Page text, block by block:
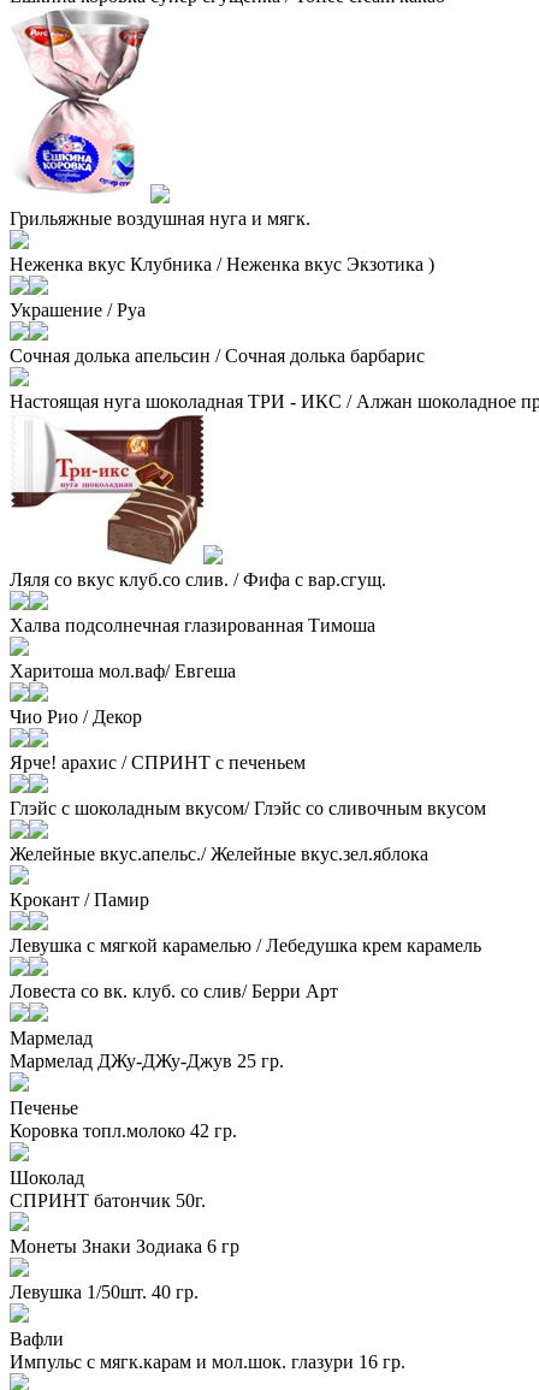
Грильяжные воздушная нуга и мягк.
Неженка вкус Клубника / Неженка вкус Экзотика )
Украшение / Руа
Сочная долька апельсин / Сочная долька барбарис
Настоящая нуга шоколадная ТРИ - ИКС / Алжан шоколадное
Ляля со вкус клуб.со слив. / Фифа с вар.сгущ.
Халва подсолнечная глазированная Тимоша
Харитоша мол.ваф/ Евгеша
Чио Рио / Декор
Ярче! арахис / СПРИНТ с печеньем
Глэйс с шоколадным вкусом/ Глэйс со сливочным вкусом
Желейные вкус.апельс./ Желейные вкус.зел.яблока
Крокант / Памир
Левушка с мягкой карамелью / Лебедушка крем карамель
Ловеста со вк. клуб. со слив/ Берри Арт
Мармелад
Мармелад ДЖу-ДЖу-Джув 25 гр.
Печенье
Коровка топл.молоко 42 гр.
Шоколад
СПРИНТ батончик 50г.
Монеты Знаки Зодиака 6 гр
Левушка 1/50шт. 40 гр.
Вафли
Импульс с мягк.карам и мол.шок. глазури 16 гр.